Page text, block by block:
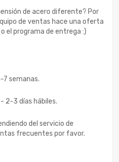
de acero diferente? Por
de ventas hace una oferta
el programa de entrega :)
7 semanas.
2-3 días hábiles.
del servicio de
frecuentes por favor.